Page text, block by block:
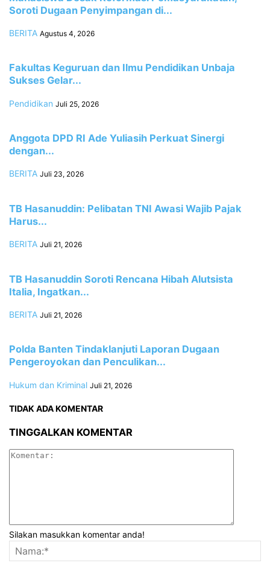
Soroti Dugaan Penyimpangan di...
BERITA Agustus 4, 2026
Fakultas Keguruan dan Ilmu Pendidikan Unbaja
Sukses Gelar...
Pendidikan Juli 25, 2026
Anggota DPD RI Ade Yuliasih Perkuat Sinergi
dengan...
BERITA Juli 23, 2026
TB Hasanuddin: Pelibatan TNI Awasi Wajib Pajak
Harus...
BERITA Juli 21, 2026
TB Hasanuddin Soroti Rencana Hibah Alutsista
Italia, Ingatkan...
BERITA Juli 21, 2026
Polda Banten Tindaklanjuti Laporan Dugaan
Pengeroyokan dan Penculikan...
Hukum dan Kriminal Juli 21, 2026
TIDAK ADA KOMENTAR
TINGGALKAN KOMENTAR
Silakan masukkan komentar anda!